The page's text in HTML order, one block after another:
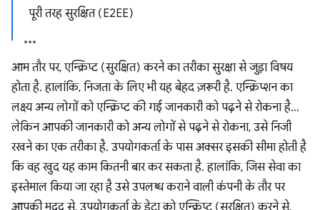
पूरी तरह सुरक्षित (E2EE)
आम तौर पर, एन्क्रिप्ट (सुरक्षित) करने का तरीका सुरक्षा से जुड़ा विषय
होता है. हालांकि, निजता के लिए भी यह बेहद ज़रूरी है. एन्क्रिप्शन का
लक्ष्य अन्य लोगों को एन्क्रिप्ट की गई जानकारी को पढ़ने से रोकना है...
लेकिन आपकी जानकारी को अन्य लोगों से पढ़ने से रोकना, उसे निजी
रखने का एक तरीका है. उपयोगकर्ता के पास अक्सर इसकी सीमा होती है
कि वह खुद यह काम कितनी बार कर सकता है. हालांकि, जिस सेवा का
इस्तेमाल किया जा रहा है उसे उपलब्ध कराने वाली कंपनी के तौर पर
आपकी मदद से, उपयोगकर्ता के डेटा को एन्क्रिप्ट (सुरक्षित) करने से,